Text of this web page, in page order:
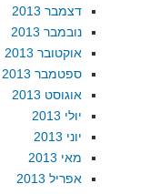
דצמבר 2013
נובמבר 2013
אוקטובר 2013
ספטמבר 2013
אוגוסט 2013
יולי 2013
יוני 2013
מאי 2013
אפריל 2013